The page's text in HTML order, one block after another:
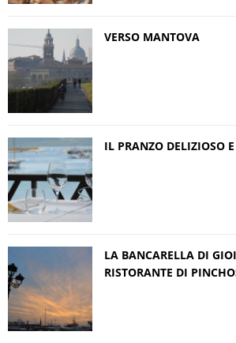
VERSO MANTOVA
IL PRANZO DELIZIOSO
LA BANCARELLA DI
RISTORANTE DI